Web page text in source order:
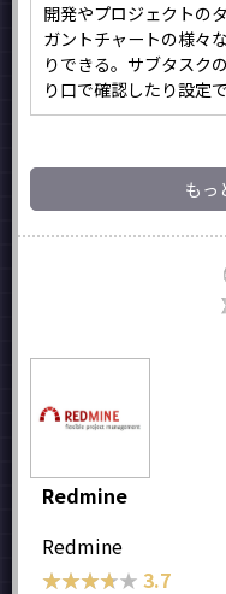
開発やプロジェクトの
ガントチャートの様々
りできる。サブタスク
り口で確認したり設定
もっ
Redmine
Redmine
★★★★★
★★★★★ 3.7